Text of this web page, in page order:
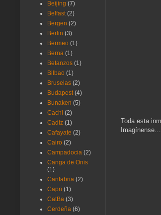
Toda esta
Beijing (7)
Belfast (2)
Bergen (2)
Berlin (3)
Bermeo (1)
Berna (1)
Betanzos (1)
Bilbao (1)
Bruselas (2)
Budapest (4)
Bunaken (5)
Cachi (2)
Cadiz (1)
Cafayate (2)
Cairo (2)
Campadocia (2)
Canga de Onis
(1)
Cantabria (2)
Capri (1)
CatBa (3)
Cerdeña (6)